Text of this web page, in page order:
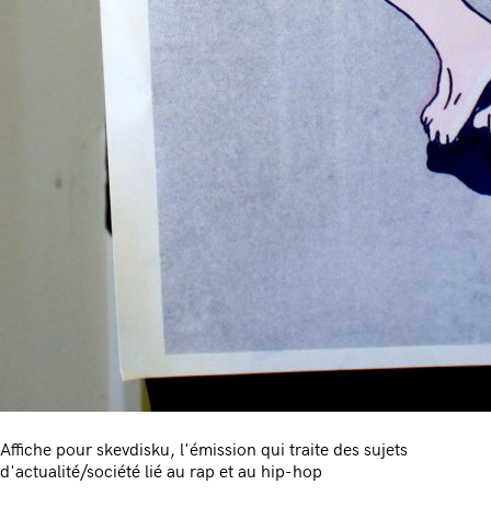
Affiche pour skevdisku, l'émission qui traite des sujets
d'actualité/société lié au rap et au hip-hop